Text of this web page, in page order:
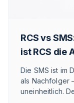
RCS vs
ist RCS die
Die SMS ist im
als Nachfolger
uneinheitlich.